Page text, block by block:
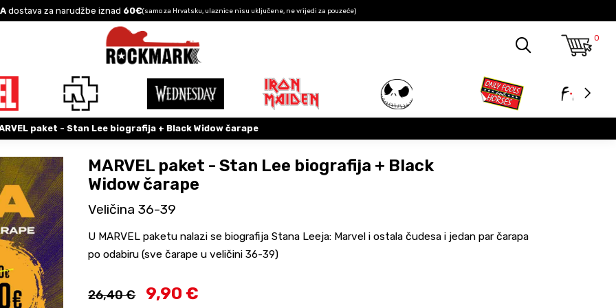
dostava za narudžbe iznad 60€(samo za Hrvatsku, ulaznice nisu uključene, ne vrijedi za pouzeće)
0
paket - Stan Lee biografija + Black Widow čarape
MARVEL paket - Stan Lee biografija + Black
Widow čarape
Veličina 36-39
U MARVEL paketu nalazi se biografija Stana Leeja: Marvel i ostala čudesa i jedan par čarapa
po odabiru (sve čarape u veličini 36-39)
26,40 € 9,90 €